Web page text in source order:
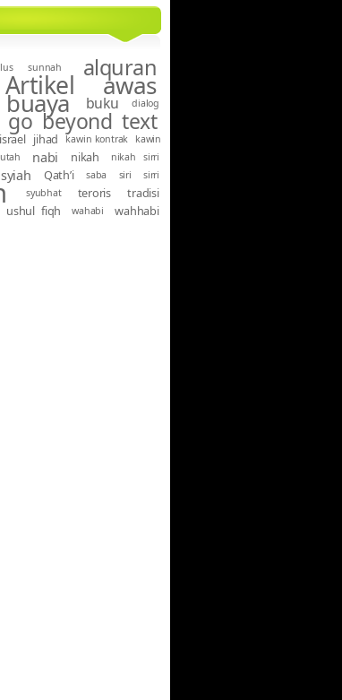
sunnah alquran
Artikel awas
buaya buku
dialog
go beyond text
israel jihad kawin kontrak
kawin
nabi nikah nikah sirri
Qath’i saba siri sirri
syubhat teroris tradisi
ushul fiqh wahabi wahhabi